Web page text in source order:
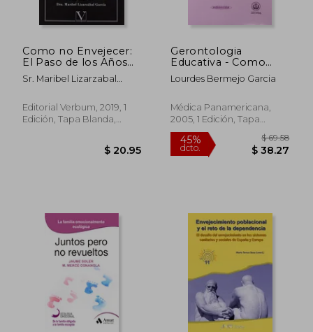
dcto.
Como no Envejecer:
El Paso de los Años
es Inevitable, Pero
Envejecer es
Sr. Maribel Lizarzabal
Editorial Verbum, 2019, 1
Edición, Tapa Blanda,
Gerontologia
Educativa - Como
Disenar Programas
Educativos con
Lourdes Bermejo Garcia
Médica Panamericana,
2005, 1 Edición, Tapa
Blanda, Nuevo